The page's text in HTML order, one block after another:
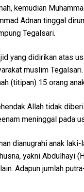
kemudian
Adnan tinggal
Tegalsari.
yang didirikan atas
muslim
(titipan) 15 orang
Allah tidak
meninggal pada
dianugrahi anak
yakni Abdulhayi
Adapun jumlah